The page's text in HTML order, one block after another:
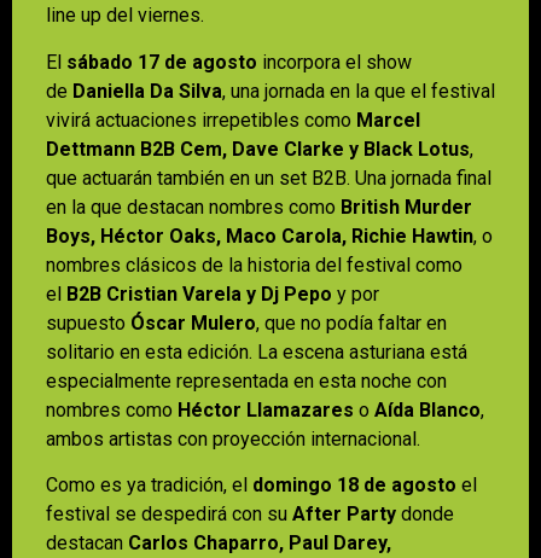
line up del viernes.
El sábado 17 de agosto incorpora el show
de Daniella Da Silva, una jornada en la que el festival
vivirá actuaciones irrepetibles como Marcel
Dettmann B2B Cem, Dave Clarke y Black Lotus,
que actuarán también en un set B2B. Una jornada final
en la que destacan nombres como British Murder
Boys, Héctor Oaks, Maco Carola, Richie Hawtin, o
nombres clásicos de la historia del festival como
el B2B Cristian Varela y Dj Pepo y por
supuesto Óscar Mulero, que no podía faltar en
solitario en esta edición. La escena asturiana está
especialmente representada en esta noche con
nombres como Héctor Llamazares o Aída Blanco,
ambos artistas con proyección internacional.
Como es ya tradición, el domingo 18 de agosto el
festival se despedirá con su After Party donde
destacan Carlos Chaparro, Paul Darey,